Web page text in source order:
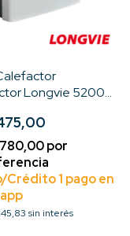
Longvie 5200
sin interés